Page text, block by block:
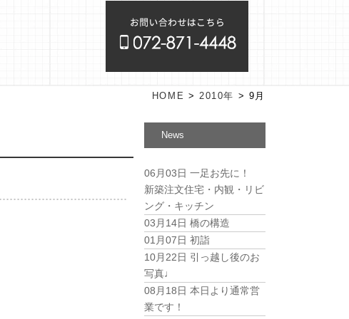
HOME > 2010年 > 9月
News
06月03日 一足お先に！
新築注文住宅・内観・リビ
ング・キッチン
03月14日 橋の構造
01月07日 初詣
10月22日 引っ越し後のお
写真♩
08月18日 本日より通常営
業です！